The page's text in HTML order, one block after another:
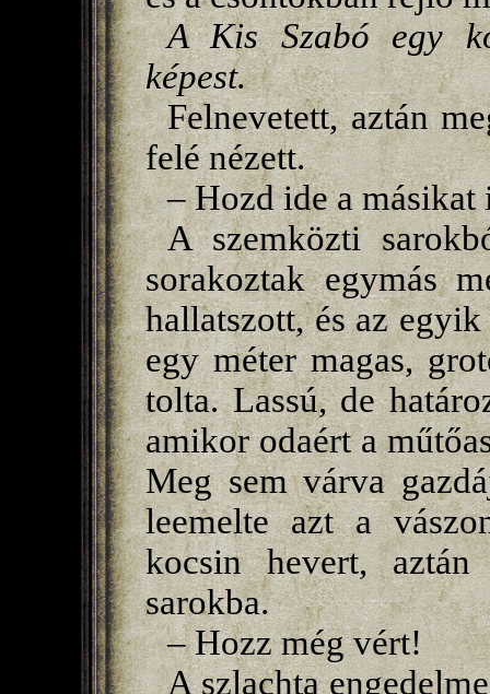
A Kis Szabó egy
képest.
Felnevetett, aztán
felé nézett.
– Hozd ide a
A szemközti
sorakoztak egymás
hallatszott, és az
egy méter magas,
tolta. Lassú, de
amikor odaért a
Meg sem várva
leemelte azt a
kocsin hevert,
sarokba.
– Hozz még vért!
A szlachta